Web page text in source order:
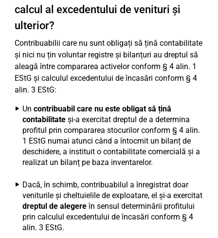
calcul al excedentului de venituri și
ulterior?
Contribuabilii care nu sunt obligați să țină contabilitate
și nici nu țin voluntar registre și bilanțuri au dreptul să
aleagă între compararea activelor conform § 4 alin. 1
EStG și calculul excedentului de încasări conform § 4
alin. 3 EStG:
Un contribuabil care nu este obligat să țină
contabilitate și-a exercitat dreptul de a determina
profitul prin compararea stocurilor conform § 4 alin.
1 EStG numai atunci când a întocmit un bilanț de
deschidere, a instituit o contabilitate comercială și a
realizat un bilanț pe baza inventarelor.
Dacă, în schimb, contribuabilul a înregistrat doar
veniturile și cheltuielile de exploatare, el și-a exercitat
dreptul de alegereîn sensul determinării profitului
prin calculul excedentului de încasări conform § 4
alin. 3 EStG.